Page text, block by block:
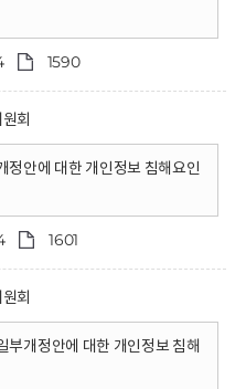
1590
회
정안에 대한 개인정보 침해요인
1601
회
부개정안에 대한 개인정보 침해